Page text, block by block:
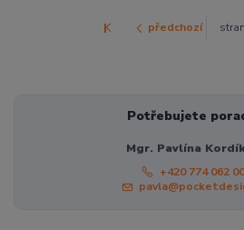
předchozí
Potřebujete
Mgr. Pavlína
+420 774 062